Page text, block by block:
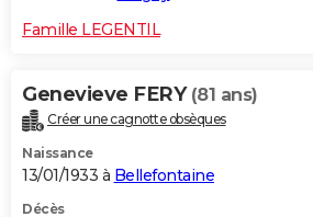
Famille LEGENTIL
Genevieve FERY (81 ans)
Créer une cagnotte obsèques
Naissance
13/01/1933 à Bellefontaine
Décès